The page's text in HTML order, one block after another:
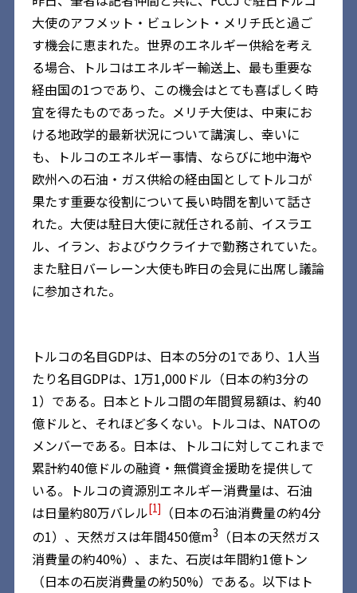
大使のアフメット・ビュレント・メリチ氏と過ご
す機会に恵まれた。世界のエネルギー供給を考え
る場合、トルコはエネルギー輸送上、最も重要な
経由国の1つであり、この機会はとても喜ばしく時
宜を得たものであった。メリチ大使は、中東にお
ける地政学的最新状況について講演し、幸いに
も、トルコのエネルギー事情、ならびに地中海や
欧州への石油・ガス供給の経由国としてトルコが
果たす重要な役割について長い時間を割いて話さ
れた。大使は駐日大使に就任される前、イスラエ
ル、イラン、およびウクライナで勤務されていた。
また駐日バーレーン大使も昨日の会見に出席し議論
に参加された。
トルコの名目GDPは、日本の5分の1であり、1人当
たり名目GDPは、1万1,000ドル（日本の約3分の
1）である。日本とトルコ間の年間貿易額は、約40
億ドルと、それほど多くない。トルコは、NATOの
メンバーである。日本は、トルコに対してこれまで
累計約40億ドルの融資・無償資金援助を提供して
いる。トルコの資源別エネルギー消費量は、石油
は日量約80万バレル[1]
（日本の石油消費量の約4分
の1）、天然ガスは年間450億m3
（日本の天然ガス
消費量の約40%）、また、石炭は年間約1億トン
（日本の石炭消費量の約50%）である。以下はト